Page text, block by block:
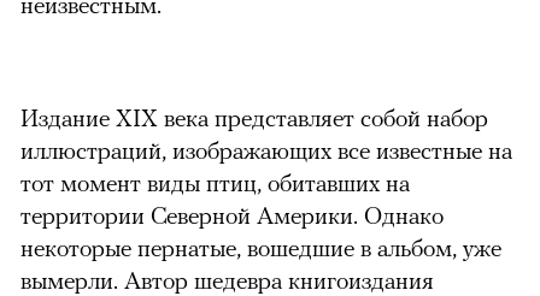
Издание XIX века представляет собой набор
иллюстраций, изображающих все известные на
тот момент виды птиц, обитавших на
территории Северной Америки. Однако
некоторые пернатые, вошедшие в альбом, уже
вымерли. Автор шедевра книгоиздания